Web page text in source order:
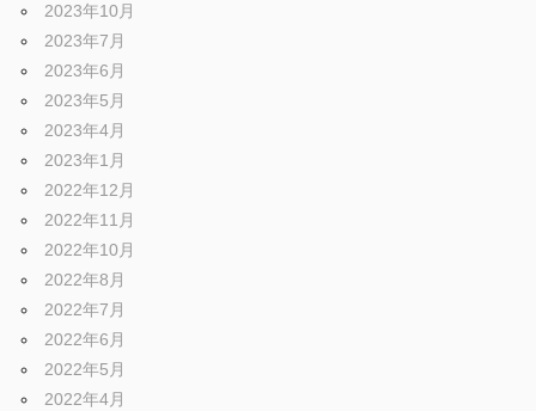
2023年10月
2023年7月
2023年6月
2023年5月
2023年4月
2023年1月
2022年12月
2022年11月
2022年10月
2022年8月
2022年7月
2022年6月
2022年5月
2022年4月